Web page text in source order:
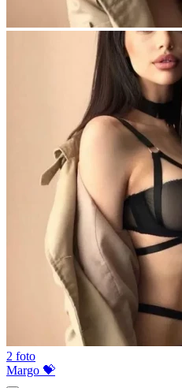
2 foto
Margo 💝